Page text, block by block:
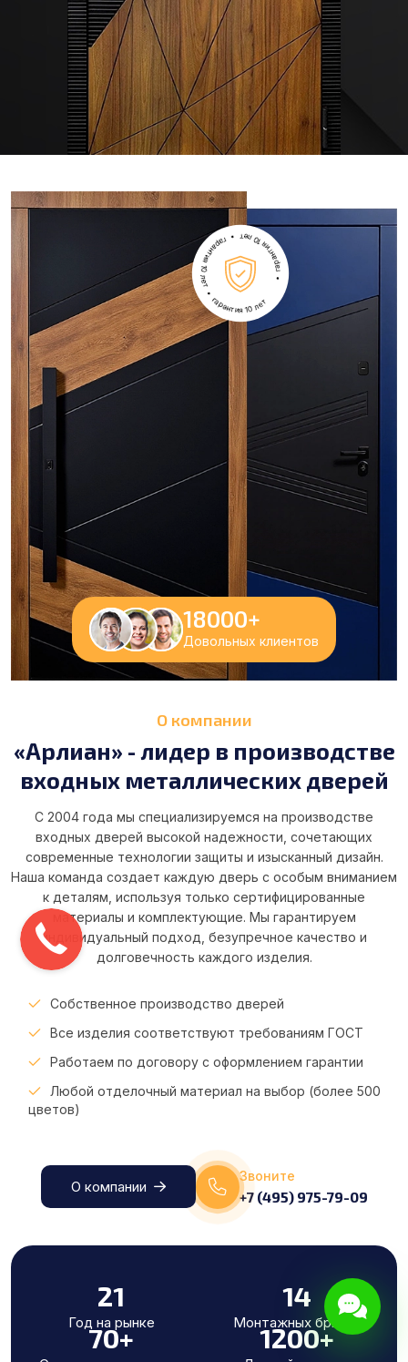
18000+
Довольных клиентов
• гарантия 10 лет • гарантия 10 лет • гарантия 10 лет
О компании
«Арлиан» - лидер в производстве
входных металлических дверей
С 2004 года мы специализируемся на производстве
входных дверей высокой надежности, сочетающих
современные технологии защиты и изысканный дизайн.
Наша команда создает каждую дверь с особым вниманием
к деталям, используя только сертифицированные
материалы и комплектующие. Мы гарантируем
индивидуальный подход, безупречное качество и
долговечность каждого изделия.
Собственное производство дверей
Все изделия соответствуют требованиям ГОСТ
Работаем по договору с оформлением гарантии
Любой отделочный материал на выбор (более 500
цветов)
О компании
Звоните
+7 (495) 975-79-09
21
Год на рынке
14
Монтажных бригад
70+ 1200+